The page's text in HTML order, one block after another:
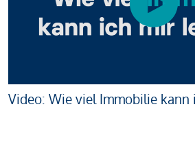
Video: Wie viel Immobilie kann